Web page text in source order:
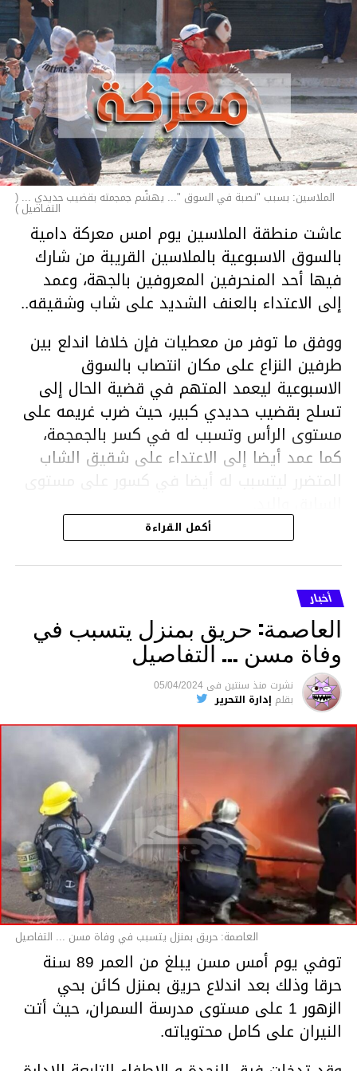
الملاسين: بسبب "نصبة في السوق "... يهشّم جمجمته بقضيب حديدي ... (
التفـاصيل )
عاشت منطقة الملاسين يوم امس معركة دامية
بالسوق الاسبوعية بالملاسين القريبة من شارك
فيها أحد المنحرفين المعروفين بالجهة، وعمد
إلى الاعتداء بالعنف الشديد على شاب وشقيقه..
ووفق ما توفر من معطيات فإن خلافا اندلع بين
طرفين النزاع على مكان انتصاب بالسوق
الاسبوعية ليعمد المتهم في قضية الحال إلى
تسلح بقضيب حديدي كبير، حيث ضرب غريمه على
مستوى الرأس وتسبب له في كسر بالجمجمة،
كما عمد أيضا إلى الاعتداء على شقيق الشاب
المتضرر ليتسبب له أيضا في كسور على مستوى
هذا وقد تمكن أعوان مركز الأمن الوطني بحي
هلال في توقيت قياسي من محاصرة المشتبه به
والقبض عليه وإحالته على التحقيق في خصوص
ما نُسبه إليه.
متابعة
قسم الاخبار
أكمل القراءة
أخبار
العاصمة: حريق بمنزل يتسبب في
وفاة مسن … التفاصيل
نشرت منذ سنتين فى 05/04/2024
بقلم إدارة التحرير
العاصمة: حريق بمنزل يتسبب في وفاة مسن ... التفاصيل
توفي يوم أمس مسن يبلغ من العمر 89 سنة
حرقا وذلك بعد اندلاع حريق بمنزل كائن بحي
الزهور 1 على مستوى مدرسة السمران، حيث أتت
النيران على كامل محتوياته.